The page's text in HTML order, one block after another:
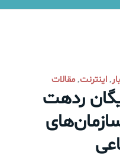
, اینترنت,مقالات
ردهت